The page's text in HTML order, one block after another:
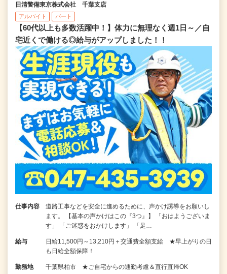
日清警備東京株式会社 千葉支店
アルバイト パート
【60代以上も多数活躍中！】体力に無理なく週1日～／自
宅近くで働ける◎給与がアップしました！！
仕事内容
道路工事などを安全に進めるために、声かけ誘導をお願いし
ます。 【基本の声かけはこの『3つ』】 「おはようございま
す」 「ご迷惑をおかけします」 「足…
給与
日給11,500円～13,210円＋交通費全額支給 ★早上がりの日
も日給全額保障！
勤務地 千葉県柏市 ★ご自宅からの通勤考慮＆直行直帰OK